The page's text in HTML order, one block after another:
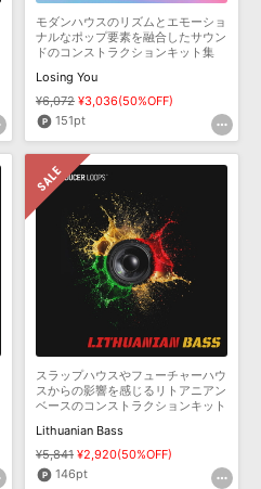
モダンハウスのリズムとエモーショ
ナルなポップ要素を融合したサウン
ドのコンストラクションキット集
Losing You
¥6,072 ¥3,036(50%OFF)
151pt
スラップハウスやフューチャーハウ
スからの影響を感じるリトアニアン
ベースのコンストラクションキット
Lithuanian Bass
¥5,841 ¥2,920(50%OFF)
146pt